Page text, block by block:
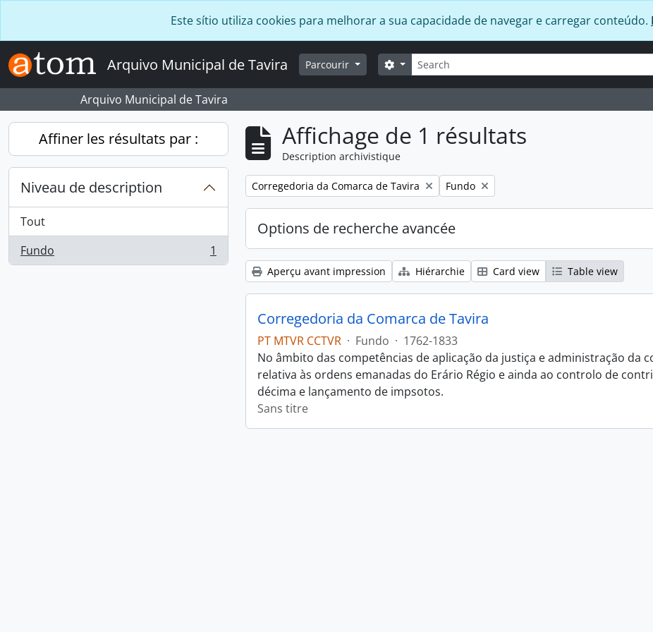
Este sítio utiliza cookies para melhorar a sua capacidade de navegar e carregar conteúdo.
Arquivo Municipal de Tavira Parcourir Rechercher
Search options
Arquivo Municipal de Tavira
Affiner les résultats par :
Niveau de description
Tout
Fundo
, 1 résultats 1
Affichage de 1 résultats
Description archivistique
Remove filter:
Corregedoria da Comarca de Tavira Remove filter:
Fundo
Options de recherche avancée
Aperçu avant impression Hiérarchie Card view Table view
Corregedoria da Comarca de Tavira
PT MTVR CCTVR · Fundo · 1762-1833
No âmbito das competências de aplicação da justiça e administração da
relativa às ordens emanadas do Erário Régio e ainda ao controlo de
décima e lançamento de impsotos.
Sans titre